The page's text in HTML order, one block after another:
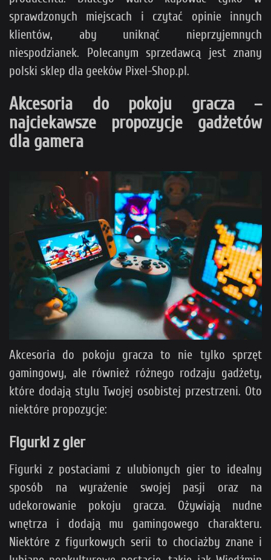
sprawdzonych miejscach i czytać opinie innych
klientów, aby uniknąć nieprzyjemnych
niespodzianek. Polecanym sprzedawcą jest znany
polski sklep dla geeków Pixel-Shop.pl.
Akcesoria do pokoju gracza –
najciekawsze propozycje gadżetów
dla gamera
Akcesoria do pokoju gracza to nie tylko sprzęt
gamingowy, ale również różnego rodzaju gadżety,
które dodają stylu Twojej osobistej przestrzeni. Oto
niektóre propozycje:
Figurki z gier
Figurki z postaciami z ulubionych gier to idealny
sposób na wyrażenie swojej pasji oraz na
udekorowanie pokoju gracza. Ożywiają nudne
wnętrza i dodają mu gamingowego charakteru.
Niektóre z figurkowych serii to chociażby znane i